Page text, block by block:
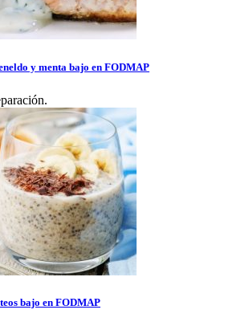
y menta bajo en FODMAP
bajo en FODMAP